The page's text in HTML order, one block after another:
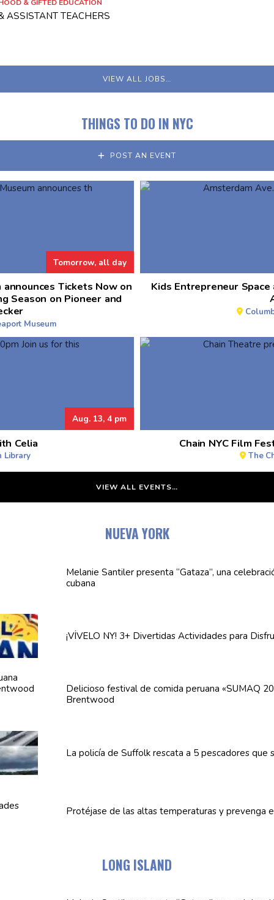
& GIFTED EDUCATION
ASSISTANT TEACHERS
VIEW ALL JOBS…
THINGS TO DO IN NYC
POST AN EVENT
Tomorrow, all day
Tickets Now on
Season on Pioneer and
Museum
Kids Entrepreneur
Aug. 13, 4 pm
Celia
Library
Chain NYC Film
The
VIEW ALL EVENTS…
NUEVA YORK
Melanie Santiler presenta“Gataza”, una
cubana
¡VÍVELO NY! 3+ DivertidasActividades para
Delicioso festival de comida peruana «SUMAQ
Brentwood
La policía de Suffolk rescata a 5 pescadores que
Protéjase de las altastemperaturas y prevenga
LONG ISLAND